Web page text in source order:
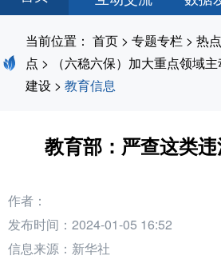
当前位置： 首页 > 专题专栏 > 热
点 > （六稳六保）加大重点领域
建设 > 教育信息
教育部：严查这类
作者：
发布时间：2024-01-05 16:52
信息来源：新华社